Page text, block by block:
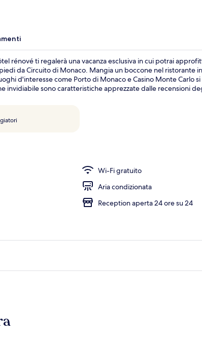
rénové ti regalerà una vacanza esclusiva in cui potrai
da Circuito di Monaco. Mangia un boccone nel ristorante
d'interesse come Porto di Monaco e Casino Monte Carlo si
invidiabile sono caratteristiche apprezzate dalle recensioni
z
Wi-Fi gratuito
Aria condizionata
Reception aperta 24 ore su 24